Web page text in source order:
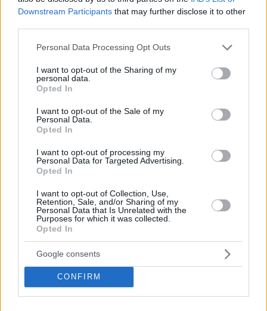
Downstream Participants that may further disclose it to other
Please note that this website/app uses one or more Google
not limited to your visit or usage behaviour. You may click to
grant or deny consent to Google and its third-party tags to
use your data for below specified purposes in below Google
consent section.
Personal Data Processing Opt Outs
I want to opt-out of the Sharing of my
personal data.
Opted In
I want to opt-out of the Sale of my
Personal Data.
Opted In
I want to opt-out of processing my
Personal Data for Targeted Advertising.
Opted In
I want to opt-out of Collection, Use,
Retention, Sale, and/or Sharing of my
Personal Data that Is Unrelated with the
Purposes for which it was collected.
Opted In
Google consents
CONFIRM